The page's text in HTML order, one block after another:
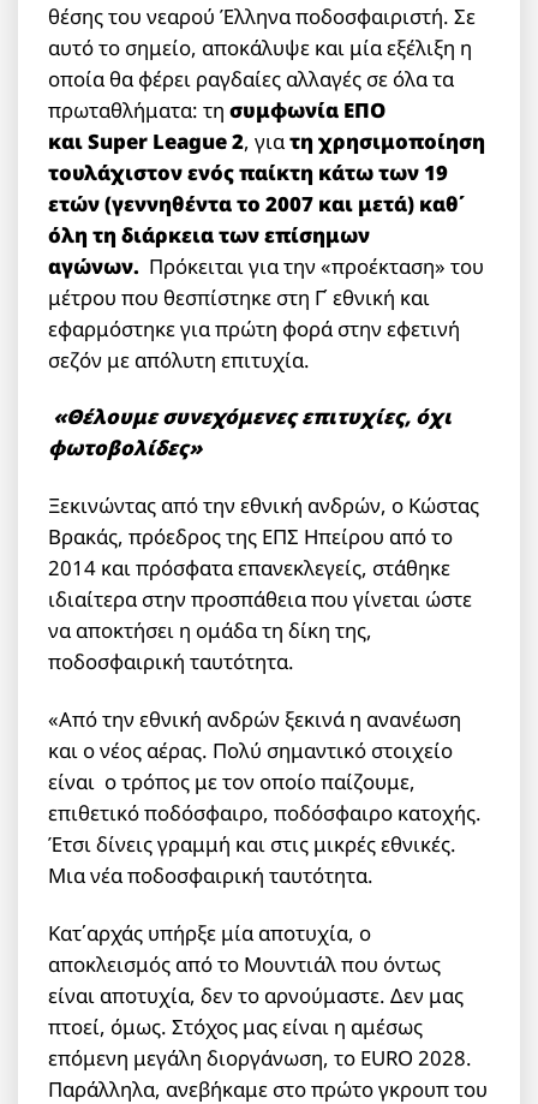
θέσης του νεαρού Έλληνα ποδοσφαιριστή. Σε
αυτό το σημείο, αποκάλυψε και μία εξέλιξη η
οποία θα φέρει ραγδαίες αλλαγές σε όλα τα
πρωταθλήματα: τησυμφωνία ΕΠΟ
καιSuper League2, γιατη χρησιμοποίηση
τουλάχιστον ενός παίκτη κάτω των 19
ετών (γεννηθέντα το 2007 και μετά) καθ΄
όλη τη διάρκεια των επίσημων
αγώνων. Πρόκειται για την «προέκταση» του
μέτρου που θεσπίστηκε στη Γ΄ εθνική και
εφαρμόστηκε για πρώτη φορά στην εφετινή
σεζόν με απόλυτη επιτυχία.
«Θέλουμε συνεχόμενες επιτυχίες, όχι
φωτοβολίδες»
Ξεκινώντας από την εθνική ανδρών, ο Κώστας
Βρακάς, πρόεδρος της ΕΠΣ Ηπείρου από το
2014 και πρόσφατα επανεκλεγείς, στάθηκε
ιδιαίτερα στην προσπάθεια που γίνεται ώστε
να αποκτήσει η ομάδα τη δίκη της,
ποδοσφαιρική ταυτότητα.
«Από την εθνική ανδρών ξεκινά η ανανέωση
και ο νέος αέρας. Πολύ σημαντικό στοιχείο
είναι ο τρόπος με τον οποίο παίζουμε,
επιθετικό ποδόσφαιρο, ποδόσφαιρο κατοχής.
Έτσι δίνεις γραμμή και στις μικρές εθνικές.
Μια νέα ποδοσφαιρική ταυτότητα.
Κατ΄αρχάς υπήρξε μία αποτυχία, ο
αποκλεισμός από το Μουντιάλ που όντως
είναι αποτυχία, δεν το αρνούμαστε. Δεν μας
πτοεί, όμως. Στόχος μας είναι η αμέσως
επόμενη μεγάλη διοργάνωση, το EURO 2028.
Παράλληλα, ανεβήκαμε στο πρώτο γκρουπ του